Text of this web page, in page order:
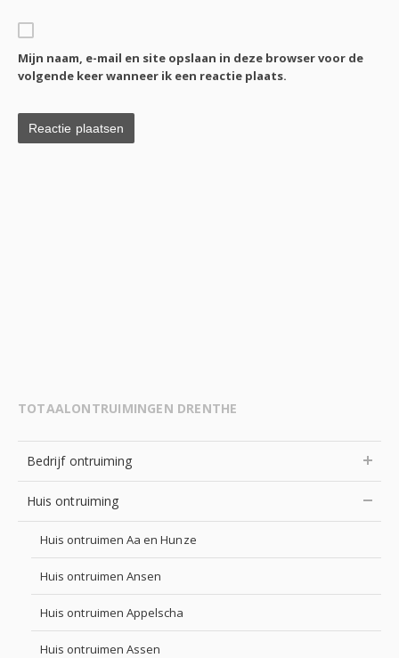
Mijn naam, e-mail en site opslaan in deze browser voor de
volgende keer wanneer ik een reactie plaats.
TOTAALONTRUIMINGEN DRENTHE
Bedrijf ontruiming
Huis ontruiming
Huis ontruimen Aa en Hunze
Huis ontruimen Ansen
Huis ontruimen Appelscha
Huis ontruimen Assen